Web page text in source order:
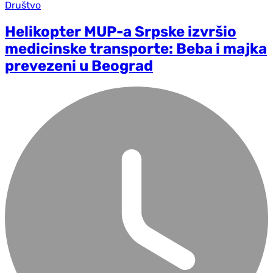
Društvo
Helikopter MUP-a Srpske izvršio
medicinske transporte: Beba i majka
prevezeni u Beograd